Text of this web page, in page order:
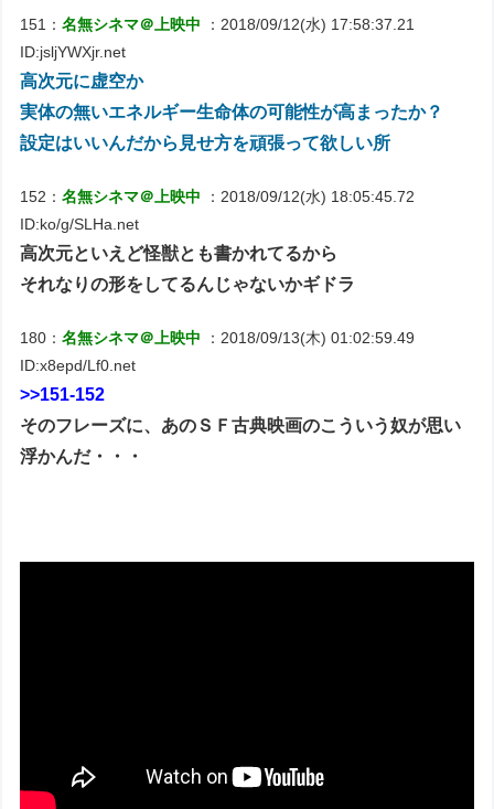
151：名無シネマ＠上映中
：2018/09/12(水) 17:58:37.21
ID:jsljYWXjr.net
高次元に虚空か
実体の無いエネルギー生命体の可能性が高まったか？
設定はいいんだから見せ方を頑張って欲しい所
152：名無シネマ＠上映中
：2018/09/12(水) 18:05:45.72
ID:ko/g/SLHa.net
高次元といえど怪獣とも書かれてるから
それなりの形をしてるんじゃないかギドラ
180：名無シネマ＠上映中
：2018/09/13(木) 01:02:59.49
ID:x8epd/Lf0.net
>>151-152
そのフレーズに、あのＳＦ古典映画のこういう奴が思い
浮かんだ・・・